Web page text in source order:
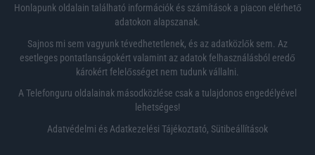
Honlapunk oldalain található információk és számítások a piacon elérhető
adatokon alapszanak.
Sajnos mi sem vagyunk tévedhetetlenek, és az adatközlők sem. Az
esetleges pontatlanságokért valamint az adatok felhasználásból eredő
károkért felelősséget nem tudunk vállalni.
A Telefonguru oldalainak másodközlése csak a tulajdonos engedélyével
lehetséges!
Adatvédelmi és Adatkezelési Tájékoztató, Sütibeállítások